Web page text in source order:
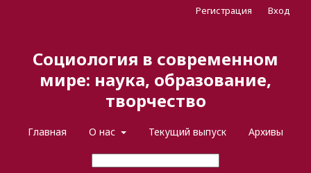
Социология в современном
мире: наука, образование,
творчество
Главная О нас Текущий выпуск Архивы
Регистрация Вход